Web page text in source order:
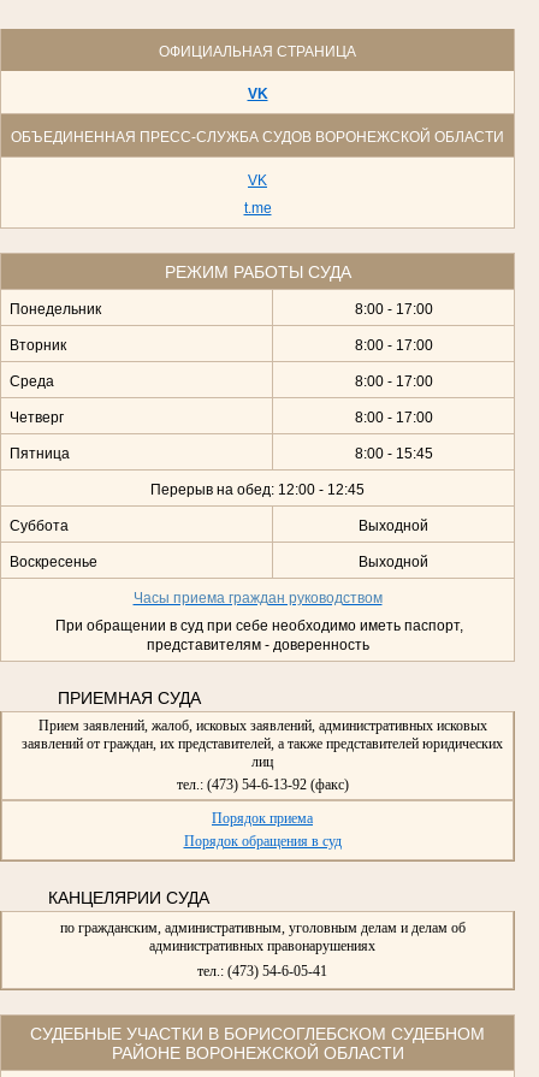
ОФИЦИАЛЬНАЯ СТРАНИЦА
VK
ОБЪЕДИНЕННАЯ ПРЕСС-СЛУЖБА СУДОВ ВОРОНЕЖСКОЙ ОБЛАСТИ
VK
t.me
РЕЖИМ РАБОТЫ СУДА
Понедельник 8:00 - 17:00
Вторник 8:00 - 17:00
Среда 8:00 - 17:00
Четверг 8:00 - 17:00
Пятница 8:00 - 15:45
Перерыв на обед: 12:00 - 12:45
Суббота Выходной
Воскресенье Выходной
Часы приема граждан руководством
При обращении в суд при себе необходимо иметь паспорт,
представителям - доверенность
ПРИЕМНАЯ СУДА
Прием заявлений, жалоб, исковых заявлений, административных исковых
заявлений от граждан, их представителей, а также представителей юридических
лиц
тел.: (473) 54-6-13-92 (факс)
Порядок приема
Порядок обращения в суд
КАНЦЕЛЯРИИ СУДА
по гражданским, административным, уголовным делам и делам об
административных правонарушениях
тел.: (473) 54-6-05-41
СУДЕБНЫЕ УЧАСТКИ В БОРИСОГЛЕБСКОМ СУДЕБНОМ
РАЙОНЕ ВОРОНЕЖСКОЙ ОБЛАСТИ